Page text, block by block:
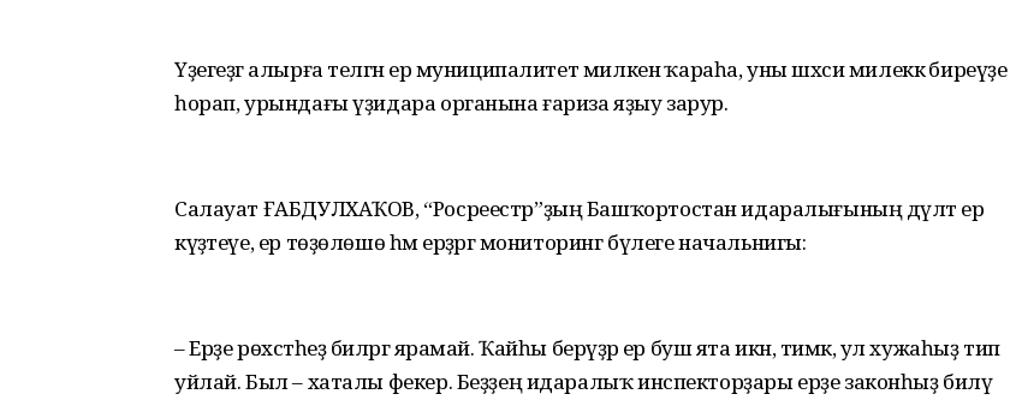
Үҙегеҙгә алырға теләгән ер муниципалитет милкенә ҡараһа, уны шәхси милеккә биреүҙе
һорап, урындағы үҙидара органына ғариза яҙыу зарур.
Салауат ҒАБДУЛХАҠОВ, “Росреестр”ҙың Башҡортостан идаралығының дәүләт ер
күҙәтеүе, ер төҙөлөшө һәм ерҙәргә мониторинг бүлеге начальнигы:
– Ерҙе рөхсәтһеҙ биләргә ярамай. Ҡайһы берәүҙәр ер буш ята икән, тимәк, ул хужаһыҙ тип
уйлай. Был – хаталы фекер. Беҙҙең идаралыҡ инспекторҙары ерҙе законһыҙ биләү